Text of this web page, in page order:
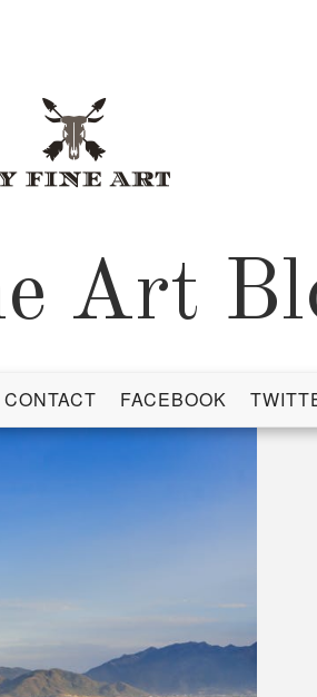
Art
CONTACT FACEBOOK